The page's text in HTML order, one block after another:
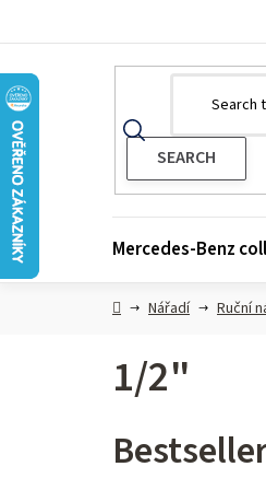
Mercedes-Benz
HomeNářadí Ruční
1/2"